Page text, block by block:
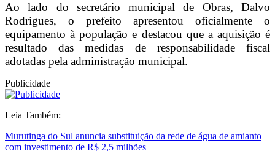
Ao lado do secretário municipal de Obras, Dalvo
Rodrigues, o prefeito apresentou oficialmente o
equipamento à população e destacou que a aquisição é
resultado das medidas de responsabilidade fiscal
adotadas pela administração municipal.
Publicidade
Leia Também:
Murutinga do Sul anuncia substituição da rede de água de amianto
com investimento de R$ 2,5 milhões